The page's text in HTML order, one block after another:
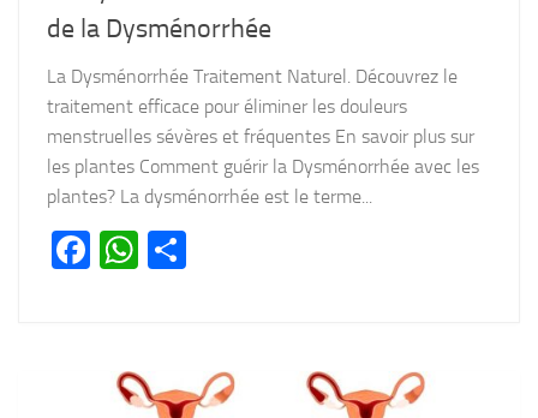
de la Dysménorrhée
La Dysménorrhée Traitement Naturel. Découvrez le
traitement efficace pour éliminer les douleurs
menstruelles sévères et fréquentes En savoir plus sur
les plantes Comment guérir la Dysménorrhée avec les
plantes? La dysménorrhée est le terme...
Facebook
WhatsApp